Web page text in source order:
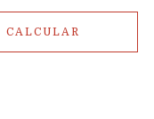
CALCULAR